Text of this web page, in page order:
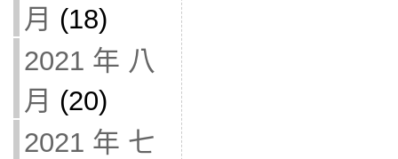
月 (18)
2021 年 八
月 (20)
2021 年 七